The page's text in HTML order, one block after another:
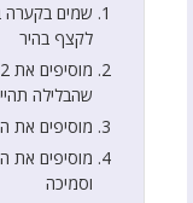
שמים בקערה
לקצף בהיר
שהבלילה
מוסיפים את
מוסיפים את
וסמיכה